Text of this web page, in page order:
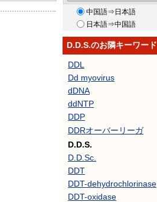
中国語⇒日本語
日本語⇒中国語
D.D.S.のお隣キーワード
DDL
Dd myovirus
dDNA
ddNTP
DDP
DDRオーバーリーガ
D.D.S.
D.D.Sc.
DDT
DDT-dehydrochlorinase
DDT-oxidase